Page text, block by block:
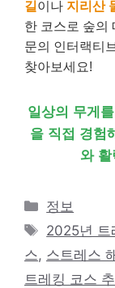
길 이나 지리산
한 코스로 숲의
문의 인터랙티
찾아보세요!
일상의 무게
을 직접 경험
와
카
테
리
정보
태
그
2025년 트
스, 스트레스
트레킹 코스